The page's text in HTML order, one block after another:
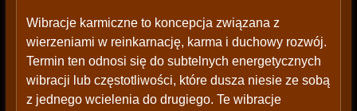
Wibracje karmiczne to koncepcja związana z
wierzeniami w reinkarnację, karma i duchowy rozwój.
Termin ten odnosi się do subtelnych energetycznych
wibracji lub częstotliwości, które dusza niesie ze sobą
z jednego wcielenia do drugiego. Te wibracje